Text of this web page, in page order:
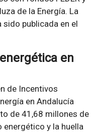
de la Energía. La
publicada en el
en
de Incentivos
en Andalucía
de 41,68 millones de
y la huella